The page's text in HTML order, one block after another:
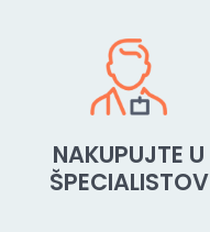
NAKUPUJTE U
ŠPECIALISTOV